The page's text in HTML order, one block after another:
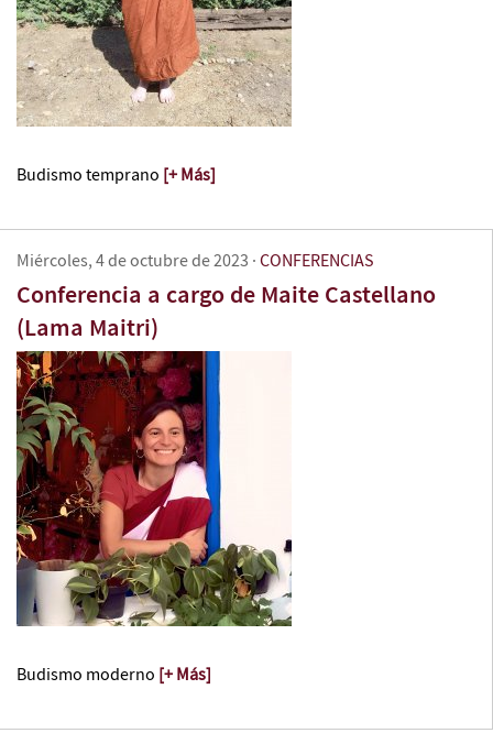
Budismo temprano [+ Más]
Miércoles, 4 de octubre de 2023 ·CONFERENCIAS
Conferencia a cargo de Maite Castellano
(Lama Maitri)
Budismo moderno [+ Más]